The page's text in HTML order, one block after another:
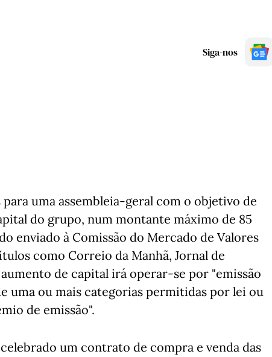
Siga-nos
uma assembleia-geral com o objetivo de
do grupo, num montante máximo de 85
enviado à Comissão do Mercado de Valores
como Correio da Manhã, Jornal de
de capital irá operar-se por "emissão
uma ou mais categorias permitidas por lei ou
de emissão".
um contrato de compra e venda das